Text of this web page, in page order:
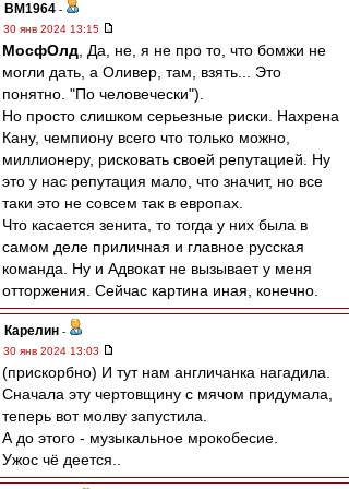
BM1964 -
30 янв 2024 13:15
МосфОлд , Да, не, я не про то, что бомжи не
могли дать, а Оливер, там, взять... Это
понятно. "По человечески").
Но просто слишком серьезные риски. Нахрена
Кану, чемпиону всего что только можно,
миллионеру, рисковать своей репутацией. Ну
это у нас репутация мало, что значит, но все
таки это не совсем так в европах.
Что касается зенита, то тогда у них была в
самом деле приличная и главное русская
команда. Ну и Адвокат не вызывает у меня
отторжения. Сейчас картина иная, конечно.
Карелин -
30 янв 2024 13:03
(прискорбно) И тут нам англичанка нагадила.
Сначала эту чертовщину с мячом придумала,
теперь вот молву запустила.
А до этого - музыкальное мрокобесие.
Ужос чё деется..